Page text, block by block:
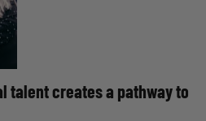
talent creates a pathway to